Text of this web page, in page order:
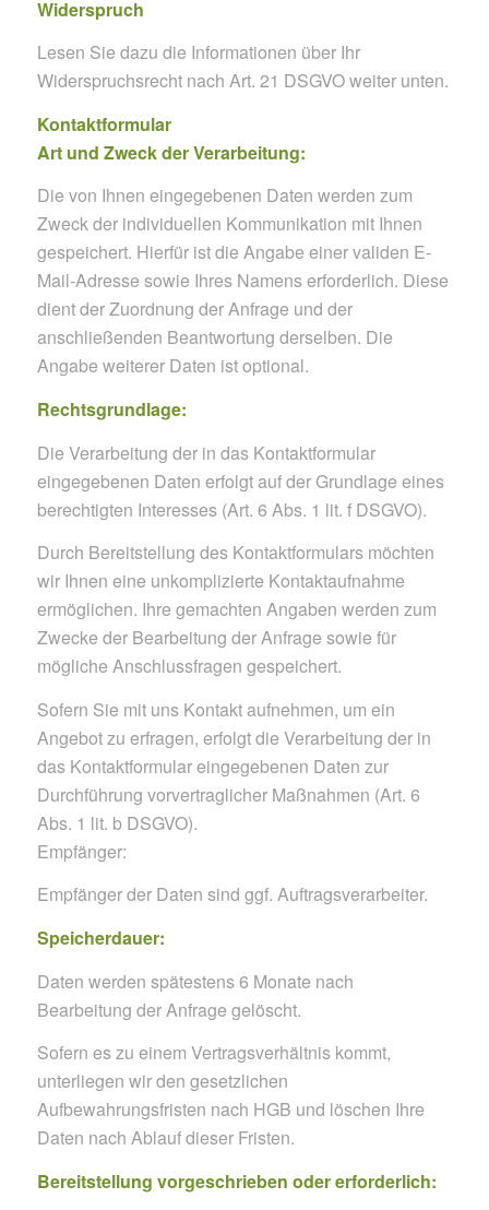
Widerspruch
Lesen Sie dazu die Informationen über Ihr
Widerspruchsrecht nach Art. 21 DSGVO weiter unten.
Kontaktformular
Art und Zweck der Verarbeitung:
Die von Ihnen eingegebenen Daten werden zum
Zweck der individuellen Kommunikation mit Ihnen
gespeichert. Hierfür ist die Angabe einer validen E-
Mail-Adresse sowie Ihres Namens erforderlich. Diese
dient der Zuordnung der Anfrage und der
anschließenden Beantwortung derselben. Die
Angabe weiterer Daten ist optional.
Rechtsgrundlage:
Die Verarbeitung der in das Kontaktformular
eingegebenen Daten erfolgt auf der Grundlage eines
berechtigten Interesses (Art. 6 Abs. 1 lit. f DSGVO).
Durch Bereitstellung des Kontaktformulars möchten
wir Ihnen eine unkomplizierte Kontaktaufnahme
ermöglichen. Ihre gemachten Angaben werden zum
Zwecke der Bearbeitung der Anfrage sowie für
mögliche Anschlussfragen gespeichert.
Sofern Sie mit uns Kontakt aufnehmen, um ein
Angebot zu erfragen, erfolgt die Verarbeitung der in
das Kontaktformular eingegebenen Daten zur
Durchführung vorvertraglicher Maßnahmen (Art. 6
Abs. 1 lit. b DSGVO).
Empfänger:
Empfänger der Daten sind ggf. Auftragsverarbeiter.
Speicherdauer:
Daten werden spätestens 6 Monate nach
Bearbeitung der Anfrage gelöscht.
Sofern es zu einem Vertragsverhältnis kommt,
unterliegen wir den gesetzlichen
Aufbewahrungsfristen nach HGB und löschen Ihre
Daten nach Ablauf dieser Fristen.
Bereitstellung vorgeschrieben oder erforderlich: